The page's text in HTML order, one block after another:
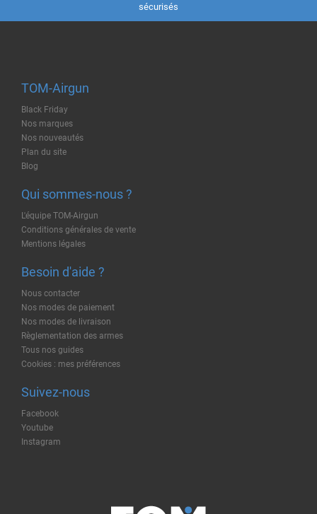
sécurisés
TOM-Airgun
Black Friday
Nos marques
Nos nouveautés
Plan du site
Blog
Qui sommes-nous ?
L'équipe TOM-Airgun
Conditions générales de vente
Mentions légales
Besoin d'aide ?
Nous contacter
Nos modes de paiement
Nos modes de livraison
Règlementation des armes
Tous nos guides
Cookies : mes préférences
Suivez-nous
Facebook
Youtube
Instagram